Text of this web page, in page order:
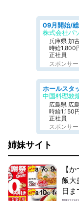
株式会社パ
兵庫県 加
時給1,800
正社員
スポンサ
中国料理敦
広島県 広
時給1,150
正社員
スポンサ
姉妹サイト
【
飯大
日ま